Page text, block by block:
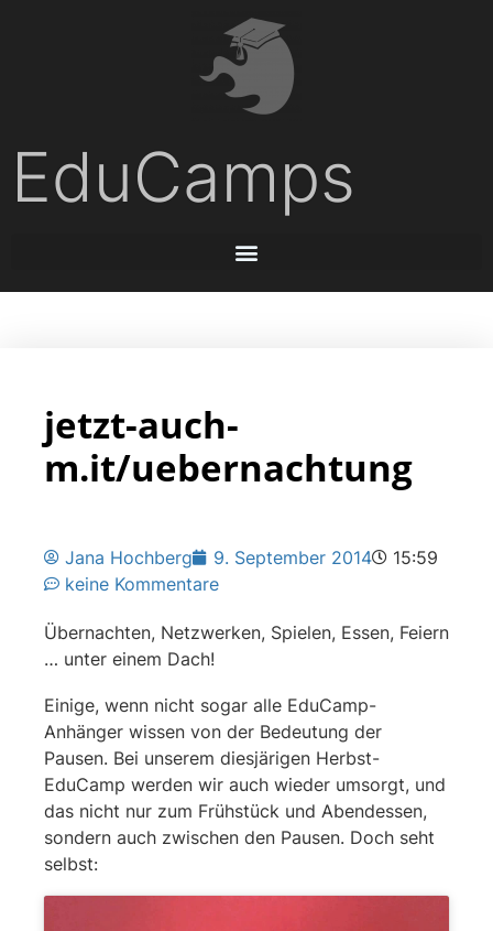
EduCamps
jetzt-auch-
m.it/uebernachtung
Jana Hochberg 9. September 2014
15:59
keine Kommentare
Übernachten, Netzwerken, Spielen, Essen, Feiern
… unter einem Dach!
Einige, wenn nicht sogar alle EduCamp-
Anhänger wissen von der Bedeutung der
Pausen. Bei unserem diesjärigen Herbst-
EduCamp werden wir auch wieder umsorgt, und
das nicht nur zum Frühstück und Abendessen,
sondern auch zwischen den Pausen. Doch seht
selbst: